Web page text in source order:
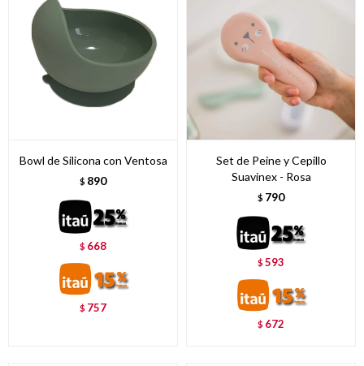
Bowl de Silicona con Ventosa
$ 890
$ 668
$ 757
Set de Peine y Cepillo
Suavinex - Rosa
$ 790
$593
$ 672